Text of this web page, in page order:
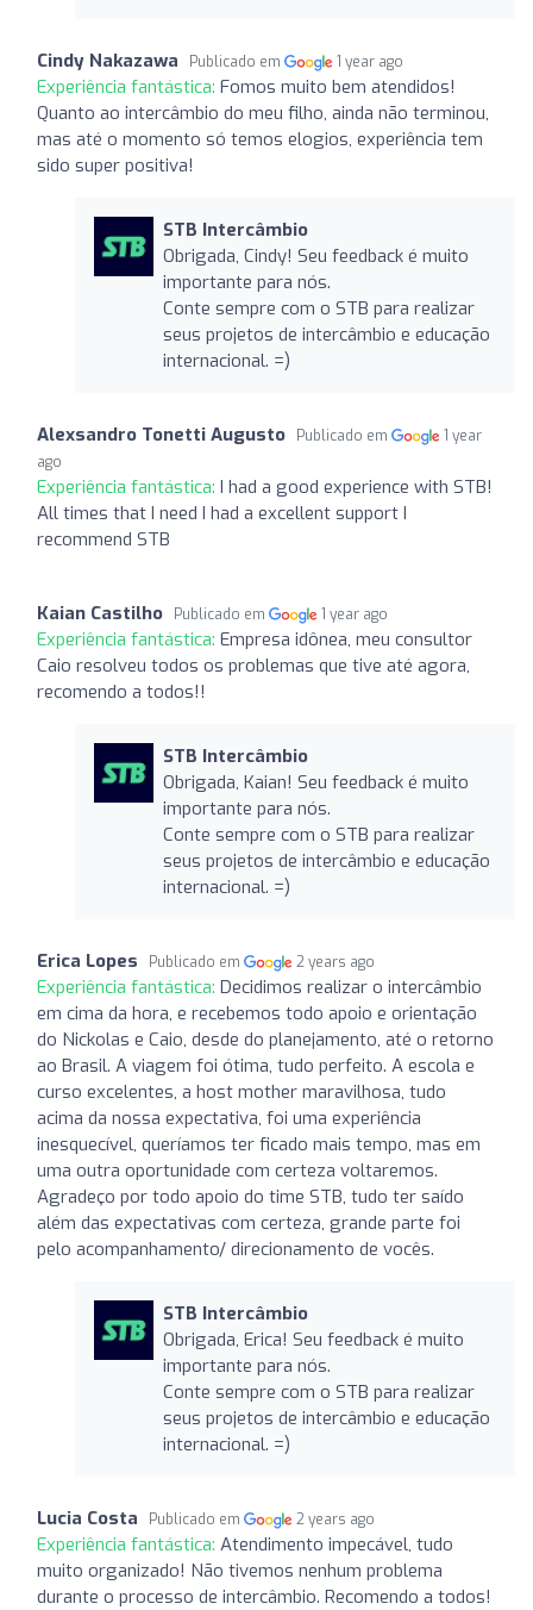
Cindy Nakazawa Publicado em 1 year ago
Experiência fantástica: Fomos muito bem atendidos!
Quanto ao intercâmbio do meu filho, ainda não terminou,
mas até o momento só temos elogios, experiência tem
sido super positiva!
STB Intercâmbio
Obrigada, Cindy! Seu feedback é muito
importante para nós.
Conte sempre com o STB para realizar
seus projetos de intercâmbio e educação
internacional. =)
Alexsandro Tonetti Augusto Publicado em
1 year
ago
Experiência fantástica: I had a good experience with STB!
All times that I need I had a excellent support I
recommend STB
Kaian Castilho Publicado em 1 year ago
Experiência fantástica: Empresa idônea, meu consultor
Caio resolveu todos os problemas que tive até agora,
recomendo a todos!!
STB Intercâmbio
Obrigada, Kaian! Seu feedback é muito
importante para nós.
Conte sempre com o STB para realizar
seus projetos de intercâmbio e educação
internacional. =)
Erica Lopes Publicado em 2 years ago
Experiência fantástica: Decidimos realizar o intercâmbio
em cima da hora, e recebemos todo apoio e orientação
do Nickolas e Caio, desde do planejamento, até o retorno
ao Brasil. A viagem foi ótima, tudo perfeito. A escola e
curso excelentes, a host mother maravilhosa, tudo
acima da nossa expectativa, foi uma experiência
inesquecível, queríamos ter ficado mais tempo, mas em
uma outra oportunidade com certeza voltaremos.
Agradeço por todo apoio do time STB, tudo ter saído
além das expectativas com certeza, grande parte foi
pelo acompanhamento/ direcionamento de vocês.
STB Intercâmbio
Obrigada, Erica! Seu feedback é muito
importante para nós.
Conte sempre com o STB para realizar
seus projetos de intercâmbio e educação
internacional. =)
Lucia Costa Publicado em 2 years ago
Experiência fantástica: Atendimento impecável, tudo
muito organizado! Não tivemos nenhum problema
durante o processo de intercâmbio. Recomendo a todos!